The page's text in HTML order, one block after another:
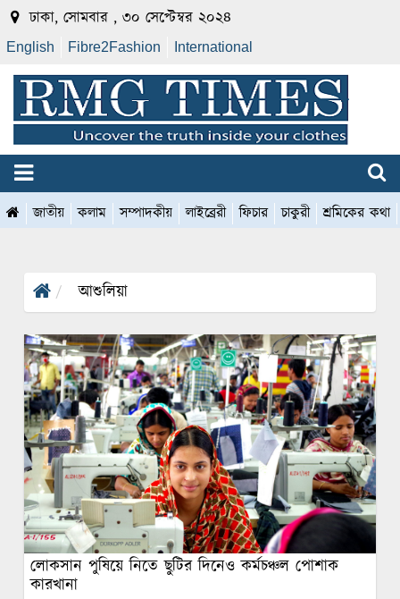
ঢাকা, সোমবার , ৩০ সেপ্টেম্বর ২০২৪
English Fibre2Fashion International
জাতীয় কলাম সম্পাদকীয় লাইব্রেরী ফিচার চাকুরী শ্রমিকের কথা
আশুলিয়া
লোকসান পুষিয়ে নিতে ছুটির দিনেও কর্মচঞ্চল পোশাক
কারখানা